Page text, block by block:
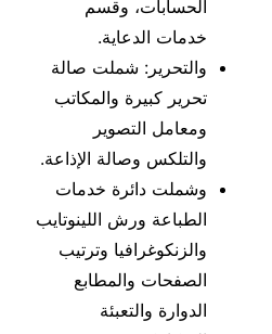
الحسابات، وقسم
خدمات الدعاية.
والتحرير: شملت صالة
تحرير كبيرة والمكاتب
ومعامل التصوير
والتلكس وصالة الإذاعة.
وشملت دائرة خدمات
الطباعة ورش اللينوتايب
والزنكوغرافيا وترتيب
الصفحات والمطابع
الدوارة والتعبئة